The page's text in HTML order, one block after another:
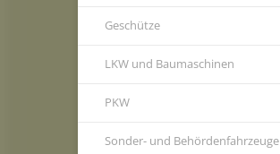
Geschütze
LKW und Baumaschinen
PKW
Sonder- und Behördenfahrzeuge